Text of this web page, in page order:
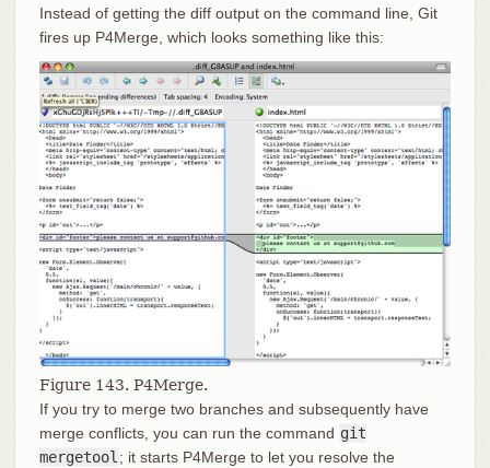
Instead of getting the diff output on the command line, Git
fires up P4Merge, which looks something like this:
Figure 143. P4Merge.
If you try to merge two branches and subsequently have
merge conflicts, you can run the command git
mergetool ; it starts P4Merge to let you resolve the